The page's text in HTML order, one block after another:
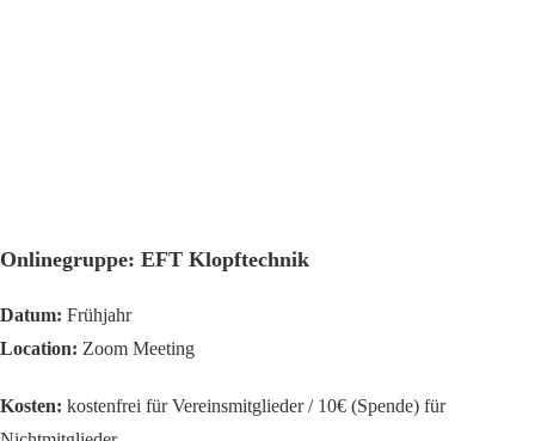
Onlinegruppe: EFT Klopftechnik
Datum: Frühjahr
Location: Zoom Meeting
Kosten: kostenfrei für Vereinsmitglieder / 10€ (Spende) für